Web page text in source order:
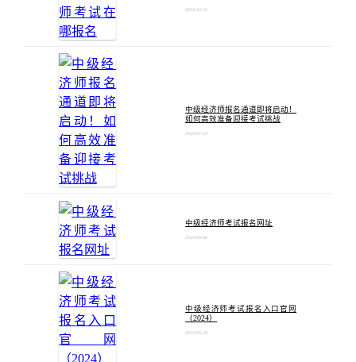
2024-12-10
中级经济师报名通道即将启动！
如何高效准备迎接考试挑战
2024-07-24
中级经济师考试报名网址
2024-06-06
中级经济师考试报名入口官网
（2024）
2024-05-29